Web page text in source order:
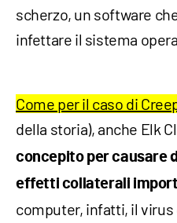
scherzo, un software
infettare il sistema
Come per il caso di
della storia), anche Elk
concepito per causare
effetti collaterali
computer, infatti, il